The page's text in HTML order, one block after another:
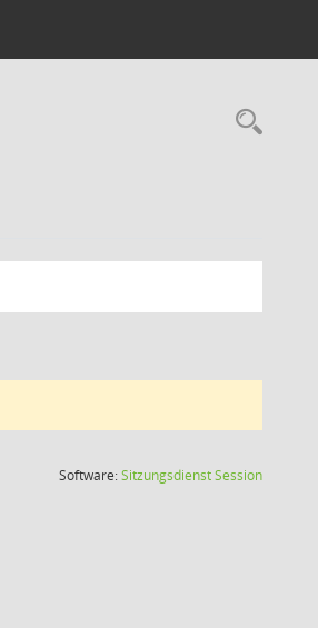
Software:SitzungsdienstSession(Wird in